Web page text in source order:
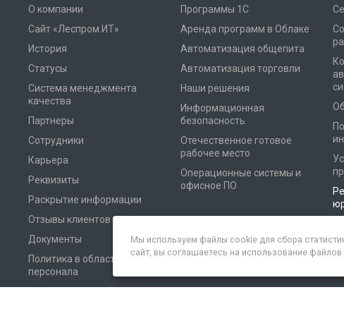
О компании
Сайт «Леспром.ИТ»
История
Статусы
Система менеджмента
качества
Партнеры
Сотрудники
Карьера
Реквизиты
Раскрытие информации
Отзывы клиентов
Документы
Политика в области
персонала
Программы 1С
Аренда программ в Облаке
Автоматизация общепита
Автоматизация торговли
Наши решения
Информационная
безопасность
Отечественное готовое
рабочее место
Операционные системы и
офисное ПО
Мы используем файлы cookie для сбора
сайт, вы соглашаетесь на использование